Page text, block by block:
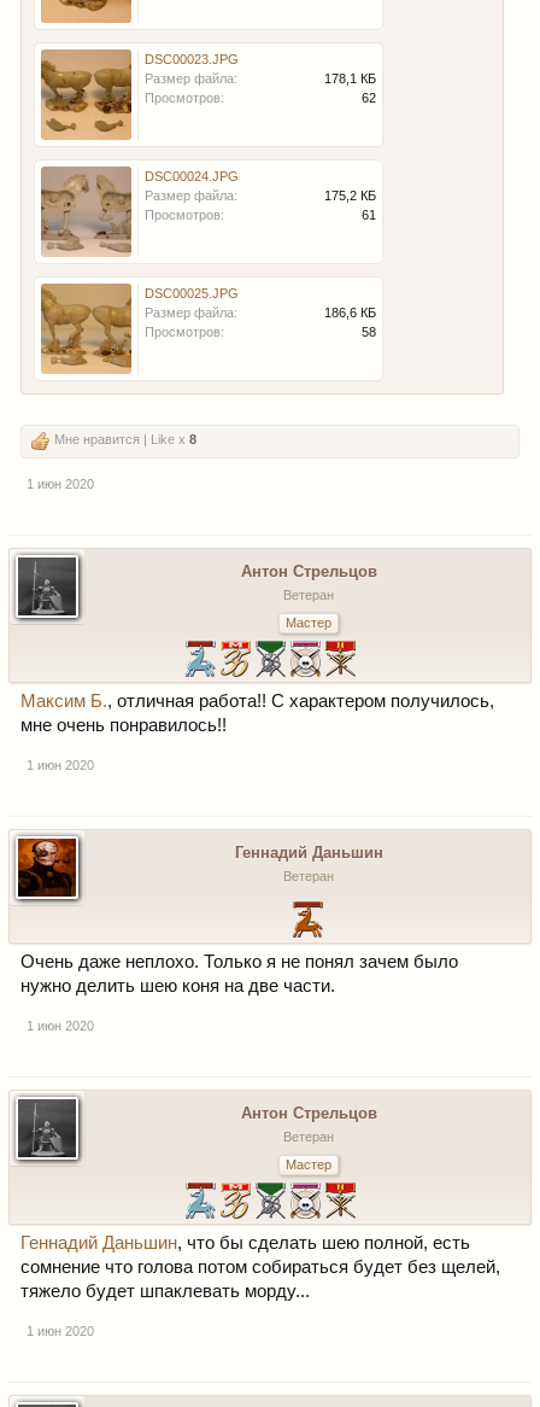
DSC00023.JPG
Размер файла:
178,1 КБ
Просмотров:
62
DSC00024.JPG
Размер файла:
175,2 КБ
Просмотров:
61
DSC00025.JPG
Размер файла:
186,6 КБ
Просмотров:
58
Мне нравится | Like x 8
1 июн 2020
Антон Стрельцов
Ветеран
Мастер
Максим Б., отличная работа!! С характером получилось,
мне очень понравилось!!
1 июн 2020
Геннадий Даньшин
Ветеран
Очень даже неплохо. Только я не понял зачем было
нужно делить шею коня на две части.
1 июн 2020
Антон Стрельцов
Ветеран
Мастер
Геннадий Даньшин, что бы сделать шею полной, есть
сомнение что голова потом собираться будет без щелей,
тяжело будет шпаклевать морду...
1 июн 2020